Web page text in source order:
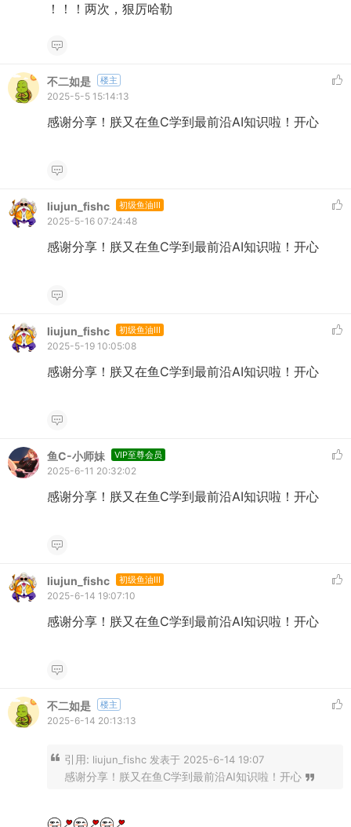
！！！两次，狠厉哈勒
不二如是 楼主
2025-5-5 15:14:13
感谢分享！朕又在鱼C学到最前沿AI知识啦！开心
liujun_fishc 初级鱼油III
2025-5-16 07:24:48
感谢分享！朕又在鱼C学到最前沿AI知识啦！开心
liujun_fishc 初级鱼油III
2025-5-19 10:05:08
感谢分享！朕又在鱼C学到最前沿AI知识啦！开心
鱼C-小师妹 VIP至尊会员
2025-6-11 20:32:02
感谢分享！朕又在鱼C学到最前沿AI知识啦！开心
liujun_fishc 初级鱼油III
2025-6-14 19:07:10
感谢分享！朕又在鱼C学到最前沿AI知识啦！开心
不二如是 楼主
2025-6-14 20:13:13
引用: liujun_fishc 发表于 2025-6-14 19:07
感谢分享！朕又在鱼C学到最前沿AI知识啦！开心